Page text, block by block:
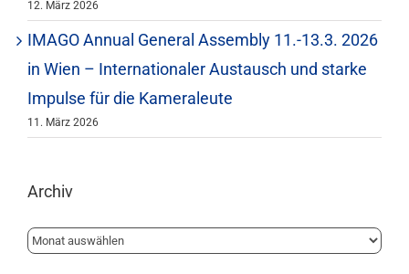
12. März 2026
IMAGO Annual General Assembly 11.-13.3. 2026
in Wien – Internationaler Austausch und starke
Impulse für die Kameraleute
11. März 2026
Archiv
Archiv